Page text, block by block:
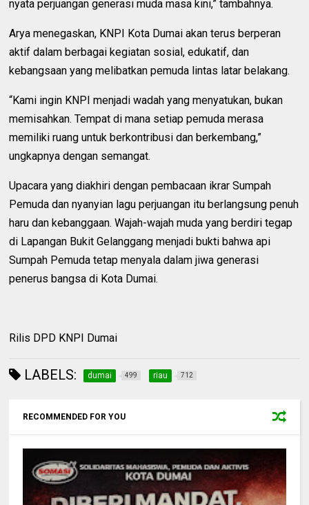
nyata perjuangan generasi muda masa kini,” tambahnya.
Arya menegaskan, KNPI Kota Dumai akan terus berperan
aktif dalam berbagai kegiatan sosial, edukatif, dan
kebangsaan yang melibatkan pemuda lintas latar belakang.
“Kami ingin KNPI menjadi wadah yang menyatukan, bukan
memisahkan. Tempat di mana setiap pemuda merasa
memiliki ruang untuk berkontribusi dan berkembang,”
ungkapnya dengan semangat.
Upacara yang diakhiri dengan pembacaan ikrar Sumpah
Pemuda dan nyanyian lagu perjuangan itu berlangsung penuh
haru dan kebanggaan. Wajah-wajah muda yang berdiri tegap
di Lapangan Bukit Gelanggang menjadi bukti bahwa api
Sumpah Pemuda tetap menyala dalam jiwa generasi
penerus bangsa di Kota Dumai.
Rilis DPD KNPI Dumai
LABELS: dumai 499 riau 712
RECOMMENDED FOR YOU